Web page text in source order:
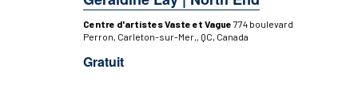
Centre d'artistes Vaste et Vague 774 boulevard
Perron, Carleton-sur-Mer,, QC, Canada
Gratuit